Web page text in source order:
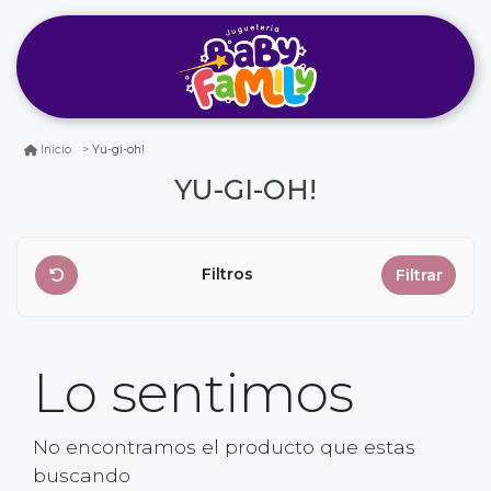
Inicio Yu-gi-oh!
YU-GI-OH!
Filtros Filtrar
Lo sentimos
No encontramos el producto que estas
buscando